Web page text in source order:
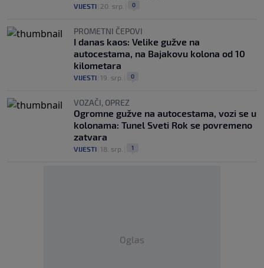
VIJESTI 20. srp. 0
PROMETNI ČEPOVI
I danas kaos: Velike gužve na
autocestama, na Bajakovu kolona od 10
kilometara
VIJESTI 19. srp. 0
VOZAČI, OPREZ
Ogromne gužve na autocestama, vozi se u
kolonama: Tunel Sveti Rok se povremeno
zatvara
VIJESTI 18. srp. 1
Oglas